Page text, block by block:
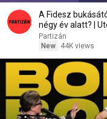
A Fidesz
négy év alatt? |
Partizán
New
44K views